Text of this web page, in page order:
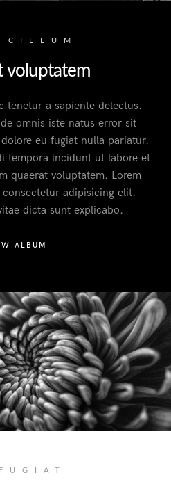
CILLUM
voluptatem
tenetur a sapiente delectus.
omnis iste natus error sit
eu fugiat nulla pariatur.
tempora incidunt ut labore et
quaerat voluptatem. Lorem
adipisicing elit.
dicta sunt explicabo.
ALBUM